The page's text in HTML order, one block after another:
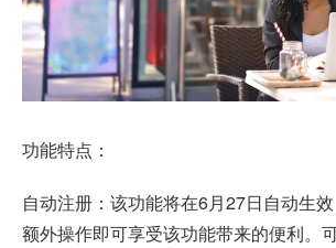
功能特点：
自动注册：该功能将在6月27日自动生
额外操作即可享受该功能带来的便利。